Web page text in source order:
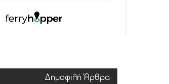
Δημοφιλή Άρθρα